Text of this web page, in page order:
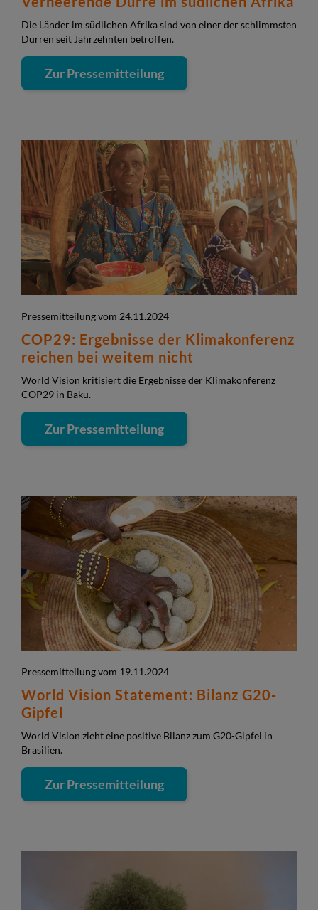
Die Länder im südlichen Afrika sind von einer der schlimmsten
Dürren seit Jahrzehnten betroffen.
Zur Pressemitteilung
Pressemitteilung vom 24.11.2024
COP29: Ergebnisse der Klimakonferenz
reichen bei weitem nicht
World Vision kritisiert die Ergebnisse der Klimakonferenz
COP29 in Baku.
Zur Pressemitteilung
Pressemitteilung vom 19.11.2024
World Vision Statement: Bilanz G20-
Gipfel
World Vision zieht eine positive Bilanz zum G20-Gipfel in
Brasilien.
Zur Pressemitteilung